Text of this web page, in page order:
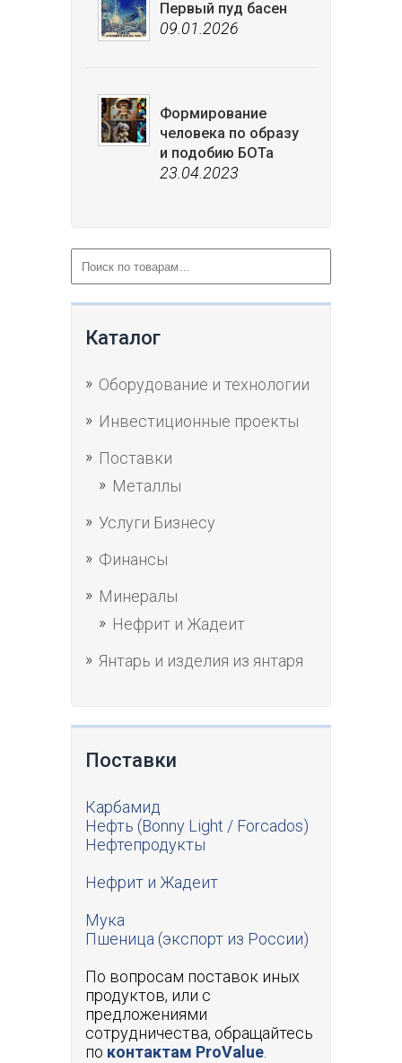
Первый пуд басен
09.01.2026
Формирование
человека по образу
и подобию БОТа
23.04.2023
Каталог
Оборудование и технологии
Инвестиционные проекты
Поставки
Металлы
Услуги Бизнесу
Финансы
Минералы
Нефрит и Жадеит
Янтарь и изделия из янтаря
Поставки
Карбамид
Нефть (Bonny Light / Forcados)
Нефтепродукты
Нефрит и Жадеит
Мука
Пшеница (экспорт из России)
По вопросам поставок иных
продуктов, или c
предложениями
сотрудничества, обращайтесь
по контактам ProValue.